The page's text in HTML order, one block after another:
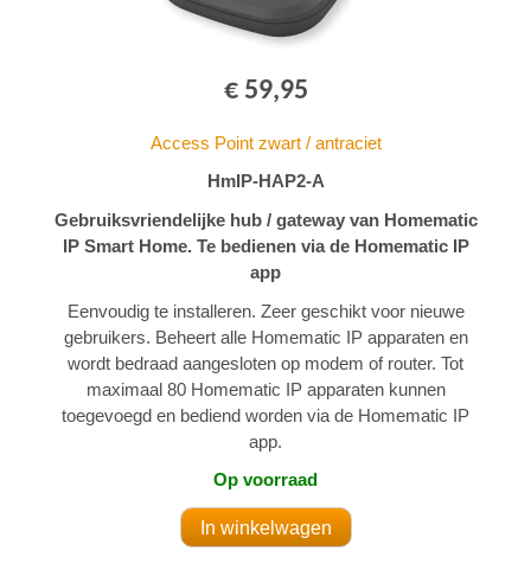
€ 59,95
Access Point zwart / antraciet
HmIP-HAP2-A
Gebruiksvriendelijke hub / gateway van Homematic
IP Smart Home. Te bedienen via de Homematic IP
app
Eenvoudig te installeren. Zeer geschikt voor nieuwe
gebruikers. Beheert alle Homematic IP apparaten en
wordt bedraad aangesloten op modem of router. Tot
maximaal 80 Homematic IP apparaten kunnen
toegevoegd en bediend worden via de Homematic IP
app.
Op voorraad